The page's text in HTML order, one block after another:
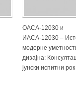
ОАСА-12030 и
ИАСА-12030 –
модерне
дизајна:
јунски испитни рок